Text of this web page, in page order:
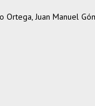
Ortega, Juan Manuel